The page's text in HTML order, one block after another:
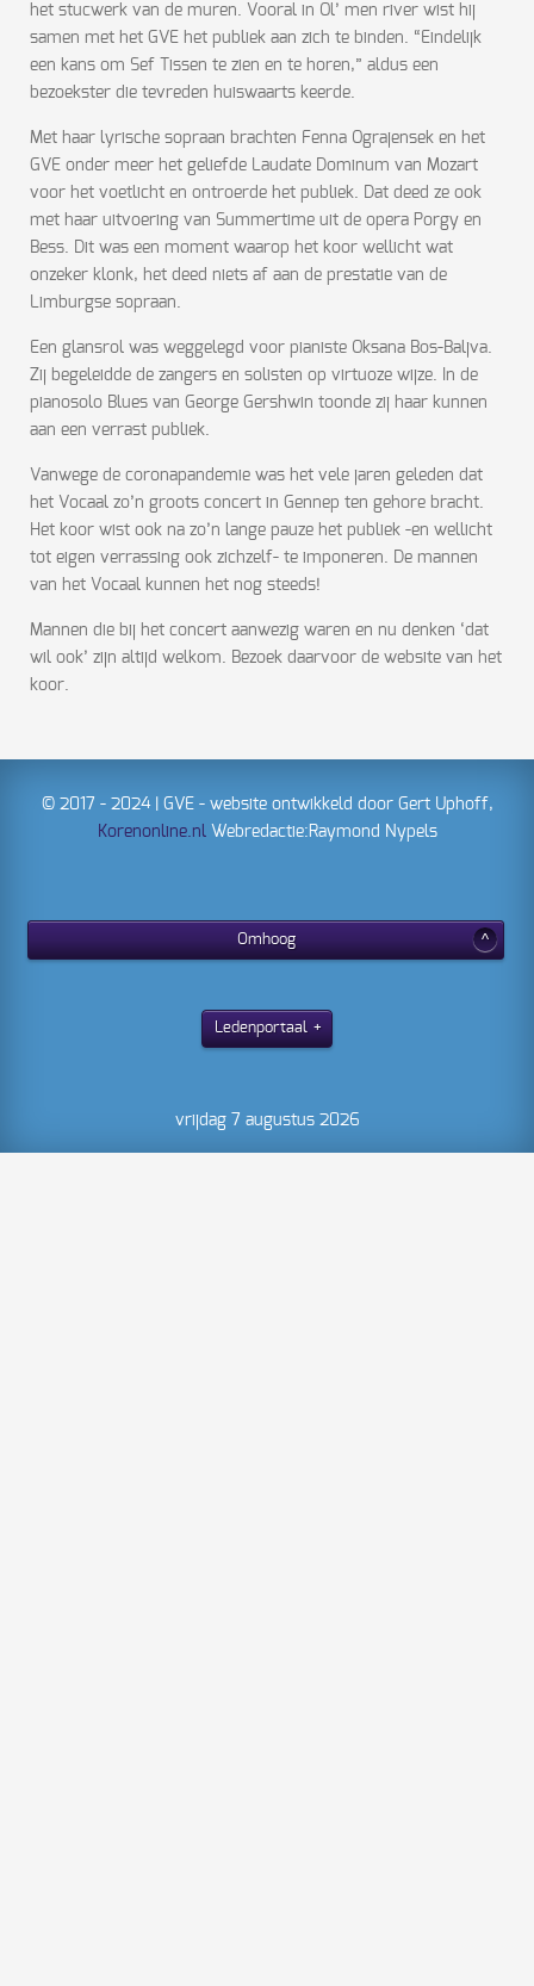
het stucwerk van de muren. Vooral in Ol’ men river wist hij
samen met het GVE het publiek aan zich te binden. “Eindelijk
een kans om Sef Tissen te zien en te horen,” aldus een
bezoekster die tevreden huiswaarts keerde.
Met haar lyrische sopraan brachten Fenna Ograjensek en het
GVE onder meer het geliefde Laudate Dominum van Mozart
voor het voetlicht en ontroerde het publiek. Dat deed ze ook
met haar uitvoering van Summertime uit de opera Porgy en
Bess. Dit was een moment waarop het koor wellicht wat
onzeker klonk, het deed niets af aan de prestatie van de
Limburgse sopraan.
Een glansrol was weggelegd voor pianiste Oksana Bos-Baljva.
Zij begeleidde de zangers en solisten op virtuoze wijze. In de
pianosolo Blues van George Gershwin toonde zij haar kunnen
aan een verrast publiek.
Vanwege de coronapandemie was het vele jaren geleden dat
het Vocaal zo’n groots concert in Gennep ten gehore bracht.
Het koor wist ook na zo’n lange pauze het publiek -en wellicht
tot eigen verrassing ook zichzelf- te imponeren. De mannen
van het Vocaal kunnen het nog steeds!
Mannen die bij het concert aanwezig waren en nu denken ‘dat
wil ook’ zijn altijd welkom. Bezoek daarvoor de website van het
koor.
© 2017 - 2024 | GVE - website ontwikkeld door Gert Uphoff,
Korenonline.nlWebredactie:Raymond Nypels
Omhoog
Ledenportaal
vrijdag 7 augustus 2026